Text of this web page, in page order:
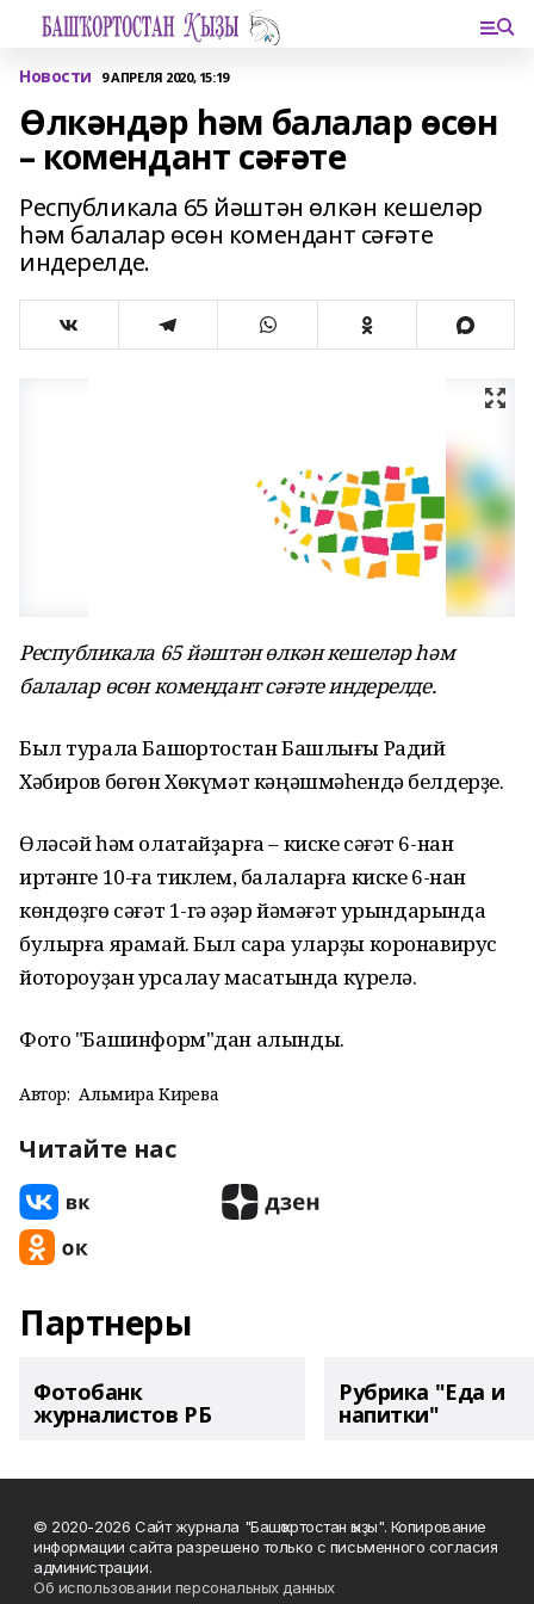
Новости 9 АПРЕЛЯ 2020, 15:19
Өлкәндәр һәм балалар өсөн
– комендант сәғәте
Республикала 65 йәштән өлкән кешеләр
һәм балалар өсөн комендант сәғәте
индерелде.
Республикала 65 йәштән өлкән кешеләр һәм
балалар өсөн комендант сәғәте индерелде.
Был турала Башҡортостан Башлығы Радий
Хәбиров бөгөн Хөкүмәт кәңәшмәһендә белдерҙе.
Өләсәй һәм олатайҙарға – киске сәғәт 6-нан
иртәнге 10-ға тиклем, балаларға киске 6-нан
көндөҙгө сәғәт 1-гә ҡәҙәр йәмәғәт урындарында
булырға ярамай. Был сара уларҙы коронавирус
йоҡтороуҙан ҡурсалау маҡсатында күрелә.
Фото "Башинформ"дан алынды.
Автор: Альмира Кирәева
Читайте нас
Партнеры
Фотобанк
журналистов РБ
Рубрика "Еда и
напитки"
© 2020-2026 Сайт журнала "Башҡортостан ҡыҙы". Копирование
информации сайта разрешено только с письменного согласия
администрации.
Об использовании персональных данных